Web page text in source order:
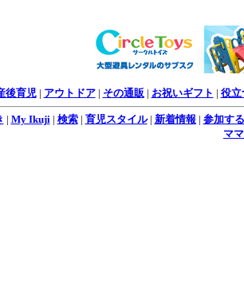
後育児| アウトドア| その通販 | お祝いギフト | 役立
| My Ikuji| 検索| 育児スタイル| 新着情報 | 参加する
マ